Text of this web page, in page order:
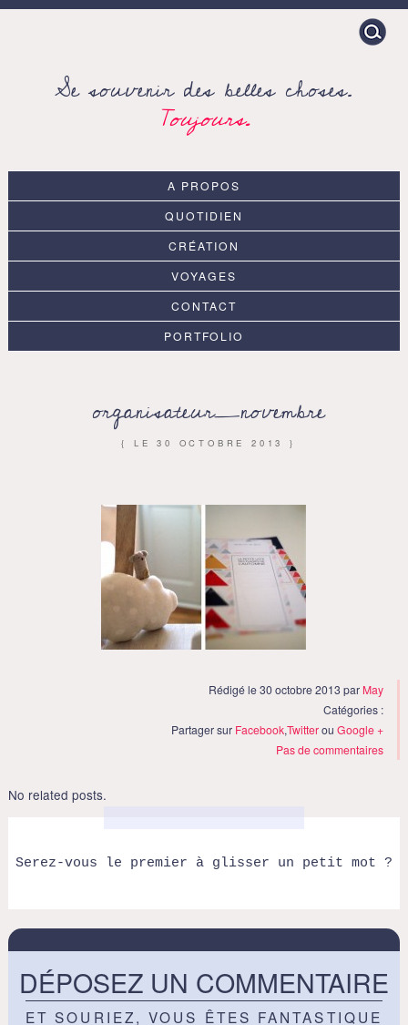
Search
for:
Se souvenir des belles choses.
Toujours.
A PROPOS
QUOTIDIEN
CRÉATION
VOYAGES
CONTACT
PORTFOLIO
organisateur_novembre
{ LE30 OCTOBRE 2013 }
Rédigé le 30 octobre 2013 par May
Catégories :
Partager sur Facebook,TwitterouGoogle +
Pas de commentaires
No related posts.
Serez-vous le premier à glisser un petit mot ?
DÉPOSEZ UN COMMENTAIRE
ET SOURIEZ, VOUS ÊTES FANTASTIQUE